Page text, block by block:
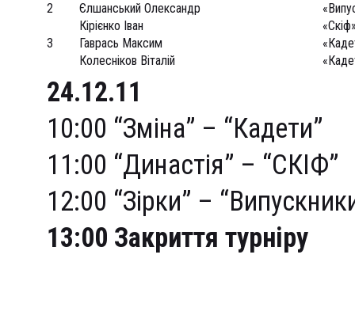
2 Єлшанський Олександр
Кірієнко Іван
3
Гаврась Максим
Колесніков Віталій
24.12.11
10:00 “Зміна” – “Кадети”
11:00 “Династія” – “СКІФ”
12:00 “Зірки” –
13:00 Закриття турніру